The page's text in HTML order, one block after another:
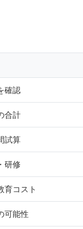
確認
合計
試算
研修
育コスト
可能性